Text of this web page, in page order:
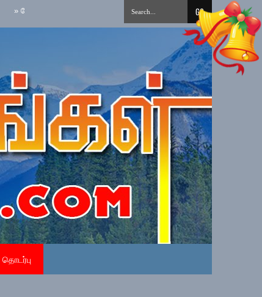
அரச சேவைக்கான நேர்மைக் கலாசாரம் தேசிய செயற்பாட்டை
தொடர்பு